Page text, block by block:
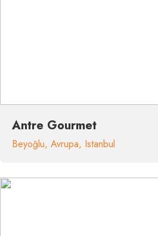
Antre Gourmet
Beyoğlu, Avrupa, Istanbul